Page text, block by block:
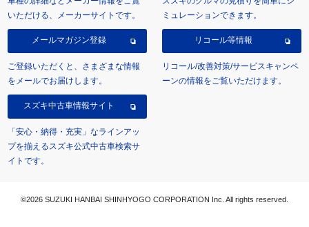
いただける、メーカーサイトです。
ミュレーションできます。
メールマガジン登録
ご登録いただくと、さまざまな情報
をメールでお届けします。
リコール等情報
リコール/改善対策/サービスキャンペ
ーンの情報をご覧いただけます。
スズキ中古車情報サイト
「安心・納得・充実」なラインアッ
プを揃えるスズキ公式中古車検索サ
イトです。
©2026 SUZUKI HANBAI SHINHYOGO CORPORATION Inc. All rights reserved.